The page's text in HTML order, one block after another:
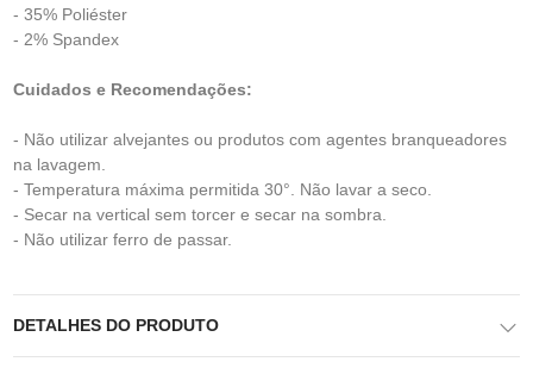
- 35% Poliéster
- 2% Spandex
Cuidados e Recomendações:
- Não utilizar alvejantes ou produtos com agentes branqueadores
na lavagem.
- Temperatura máxima permitida 30°. Não lavar a seco.
- Secar na vertical sem torcer e secar na sombra.
- Não utilizar ferro de passar.
DETALHES DO PRODUTO